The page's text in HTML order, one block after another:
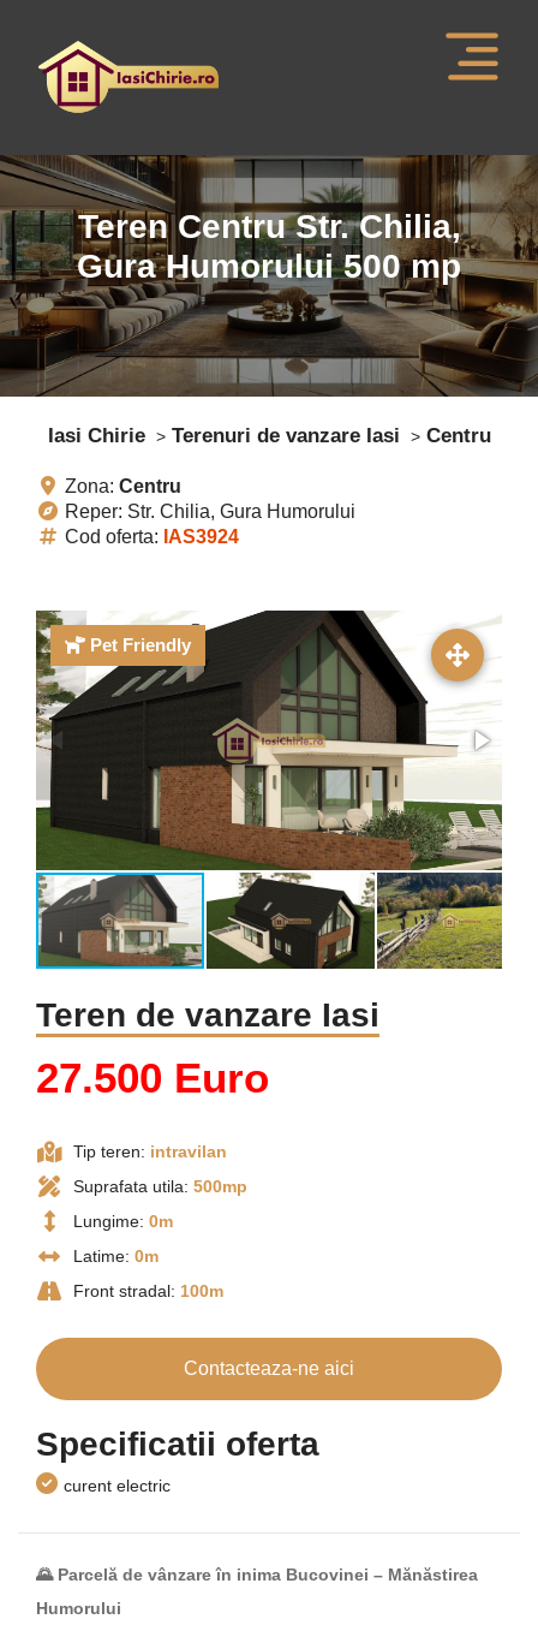
Teren Centru Str. Chilia,
Gura Humorului500mp
Iasi Chirie Terenuri de vanzare Iasi Centru
Zona: Centru
Reper: Str. Chilia, Gura Humorului
Cod oferta: IAS3924
Pet Friendly
Teren de vanzare Iasi
27.500 Euro
Tip teren: intravilan
Suprafata utila: 500mp
Lungime: 0m
Latime: 0m
Front stradal: 100m
Contacteaza-ne aici
Specificatii oferta
curent electric
🌄Parcelă de vânzare în inima Bucovinei – Mănăstirea
Humorului